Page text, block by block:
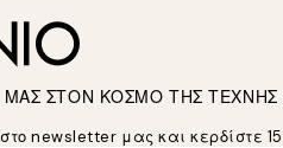
ΜΑΣ ΣΤΟΝ ΚΟΣΜΟ ΤΗΣ ΤΕΧΝΗΣ
newsletter μας και κερδίστε